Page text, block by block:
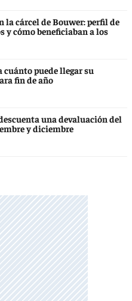
la cárcel de Bouwer: perfil de
y cómo beneficiaban a los
cuánto puede llegar su
fin de año
una devaluación del
y diciembre